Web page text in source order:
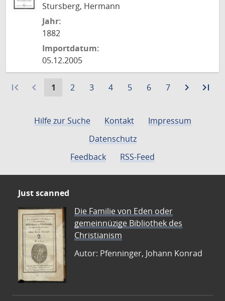
Stursberg, Hermann
Jahr:
1882
Importdatum:
05.12.2005
first_page navigate_before
Aktuelle
1
Gehe
2
Gehe
3
Gehe
4
Gehe
5
Gehe
6
Gehe
7 navigate_next
Zurlast_page
Hilfe zur Suche
Kontakt
Impressum
Datenschutz
Feedback
RSS-Feed
Just scanned
Die Familie von Eden oder
gemeinnüzige Bibliothek des
Christianism
Autor: Pfenninger, Johann Konrad